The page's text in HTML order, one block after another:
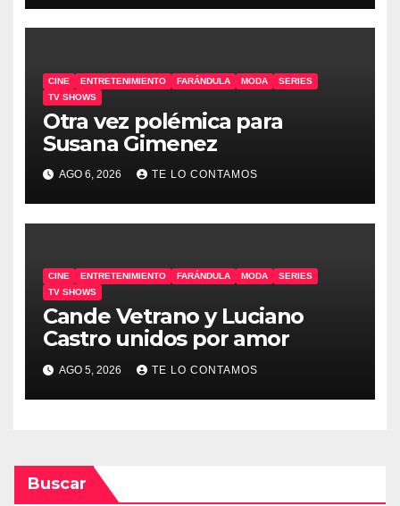
CINE ENTRETENIMIENTO FARÁNDULA MODA
SERIES
TV SHOWS
Otra vez polémica para
Susana Gimenez
AGO 6, 2026 TE LO CONTAMOS
CINE ENTRETENIMIENTO FARÁNDULA MODA
SERIES
TV SHOWS
Cande Vetrano y Luciano
Castro unidos por amor
AGO 5, 2026 TE LO CONTAMOS
Buscar